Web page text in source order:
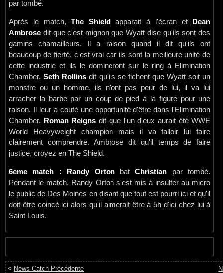
par tombé.
Après le match,The Shield apparait à l'écran et
Dean
Ambrose dit que c'est mignon que Wyatt dise qu'ils sont des
gamins chamailleurs. Il a raison quand il dit qu'ils ont
beaucoup de fierté, c'est vrai car ils sont la meilleure unité de
cette industrie et ils le domineront sur le ring à Elimination
Chamber.Seth Rollins dit qu'ils se fichent que Wyatt soit un
monstre ou un homme, ils n'ont pas peur de lui, il va lui
arracher la barbe par un coup de pied à la figure pour une
raison. Il leur a couté une opportunité d'être dans l'Elimination
Chamber.
Roman Reigns dit que l'un d'eux aurait été WWE
World Heavyweight champion mais il va falloir lui faire
clairement comprendre. Ambrose dit qu'il temps de faire
justice, croyez en The Shield.
6eme match : Randy OrtonbatChristian par tombé.
Pendant le match, Randy Orton s'est mis à insulter au micro
le public de Des Moines en disant que tout est pourri ici et qu'il
doit être coincé ici alors qu'il aimerait être à 5h d'ici chez lui à
Saint Louis.
< News Catch Précédente